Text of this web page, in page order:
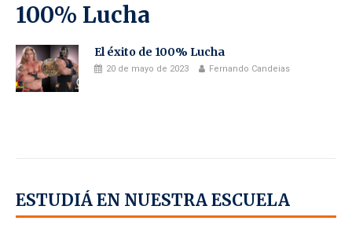
100% Lucha
El éxito de 100% Lucha
20 de mayo de 2023 Fernando Candeias
ESTUDIÁ EN NUESTRA ESCUELA